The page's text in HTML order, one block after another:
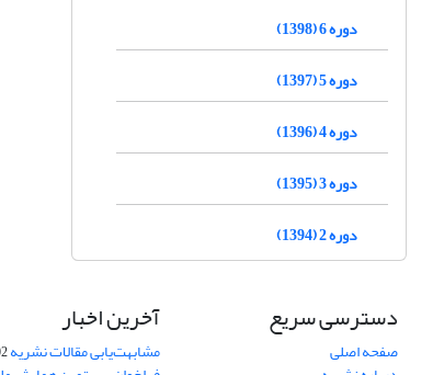
دوره 6 (1398)
دوره 5 (1397)
دوره 4 (1396)
دوره 3 (1395)
دوره 2 (1394)
دسترسی سریع
صفحه اصلی
آخرین اخبار
مشابهت‌یابی مقالات نشریه